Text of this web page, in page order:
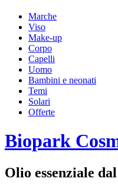
Marche
Viso
Make-up
Corpo
Capelli
Uomo
Bambini e neonati
Temi
Solari
Offerte
Biopark
Olio essenziale